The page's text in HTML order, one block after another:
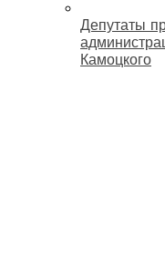
Депутаты
Камоцкого